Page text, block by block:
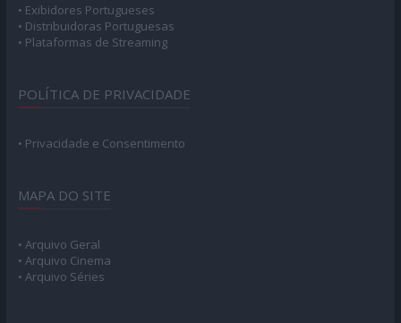
• Exibidores Portugueses
• Distribuidoras Portuguesas
• Plataformas de Streaming
POLÍTICA DE PRIVACIDADE
• Privacidade e Consentimento
MAPA DO SITE
• Arquivo Geral
• Arquivo Cinema
• Arquivo Séries